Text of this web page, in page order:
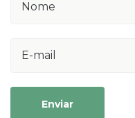
Enviar